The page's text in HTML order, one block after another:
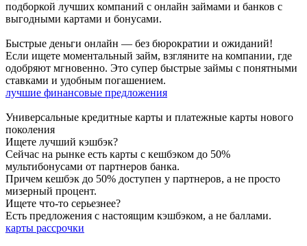
подборкой лучших компаний с онлайн займами и банков с
выгодными картами и бонусами.
Быстрые деньги онлайн — без бюрократии и ожиданий!
Если ищете моментальный займ, взгляните на компании, где
одобряют мгновенно. Это супер быстрые займы с понятными
ставками и удобным погашением.
лучшие финансовые предложения
Универсальные кредитные карты и платежные карты нового
поколения
Ищете лучший кэшбэк?
Сейчас на рынке есть карты с кешбэком до 50%
мультибонусами от партнеров банка.
Причем кешбэк до 50% доступен у партнеров, а не просто
мизерный процент.
Ищете что-то серьезнее?
Есть предложения с настоящим кэшбэком, а не баллами.
карты рассрочки